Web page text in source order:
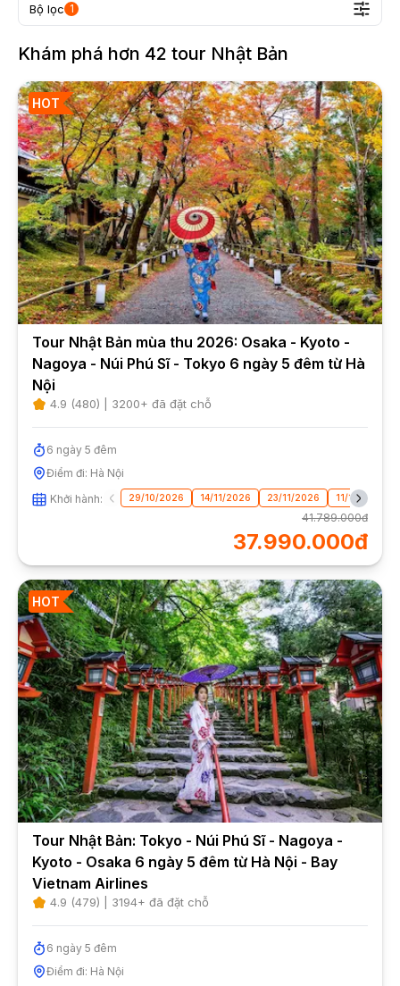
Bộ lọc 1
Khám phá hơn 42 tour Nhật Bản
HOT
Tour Nhật Bản mùa thu 2026: Osaka - Kyoto -
Nagoya - Núi Phú Sĩ - Tokyo 6 ngày 5 đêm từ Hà
Nội
4.9 (480) | 3200+ đã đặt chỗ
6 ngày 5 đêm
Điểm đi: Hà Nội
Khởi hành:
29/10/2026 14/11/2026 23/11/2026 11/12/2026
41.789.000đ
37.990.000đ
HOT
Tour Nhật Bản: Tokyo - Núi Phú Sĩ - Nagoya -
Kyoto - Osaka 6 ngày 5 đêm từ Hà Nội - Bay
Vietnam Airlines
4.9 (479) | 3194+ đã đặt chỗ
6 ngày 5 đêm
Điểm đi: Hà Nội